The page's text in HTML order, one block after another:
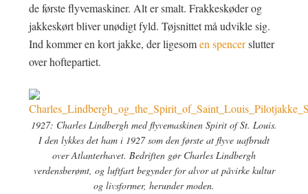
de første flyvemaskiner. Alt er smalt. Frakkeskøder og
jakkeskørt bliver unødigt fyld. Tøjsnittet må udvikle sig.
Ind kommer en kort jakke, der ligesomen spencerslutter
over hoftepartiet.
1927: Charles Lindbergh med flyvemaskinen Spirit of St. Louis.
I den lykkes det ham i 1927 som den første at flyve uafbrudt
over Atlanterhavet. Bedriften gør Charles Lindbergh
verdensberømt, og luftfart begynder for alvor at påvirke kultur
og livsformer, herunder moden.